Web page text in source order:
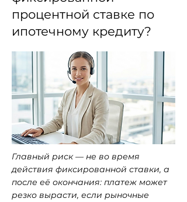
процентной ставке по
ипотечному кредиту?
Главный риск — не во время
действия фиксированной ставки, а
после её окончания: платеж может
резко вырасти, если рыночные